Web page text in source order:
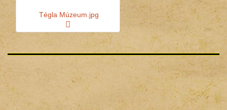
Tégla Múzeum.jpg